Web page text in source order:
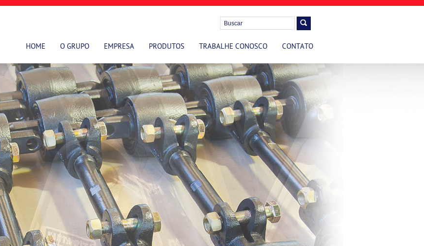
HOME O GRUPO EMPRESA PRODUTOS TRABALHE CONOSCO CONTATO